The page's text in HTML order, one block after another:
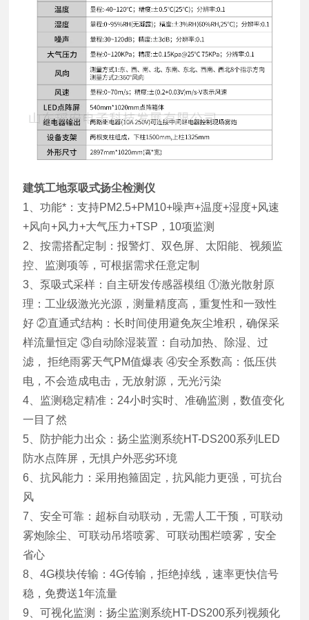
建筑工地泵吸式扬尘检测仪
1、功能*：支持PM2.5+PM10+噪声+温度+湿度+风速
+风向+风力+大气压力+TSP，10项监测
2、按需搭配定制：报警灯、双色屏、太阳能、视频监
控、监测项等，可根据需求任意定制
3、泵吸式采样：自主研发传感器模组 ①激光散射原
理：工业级激光光源，测量精度高，重复性和一致性
好 ②直通式结构：长时间使用避免灰尘堆积，确保采
样流量恒定 ③自动除湿装置：自动加热、除湿、过
滤， 拒绝雨雾天气PM值爆表 ④安全系数高：低压供
电，不会造成电击，无放射源，无光污染
4、监测稳定精准：24小时实时、准确监测，数值变化
一目了然
5、防护能力出众：扬尘监测系统HT-DS200系列LED
防水点阵屏，无惧户外恶劣环境
6、抗风能力：采用抱箍固定，抗风能力更强，可抗台
风
7、安全可靠：超标自动联动，无需人工干预，可联动
雾炮除尘、可联动吊塔喷雾、可联动围栏喷雾，安全
省心
8、4G模块传输：4G传输，拒绝掉线，速率更快信号
稳，免费送1年流量
9、可视化监测：扬尘监测系统HT-DS200系列视频化